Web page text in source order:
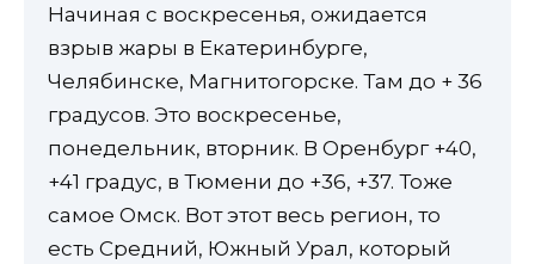
Начиная с воскресенья, ожидается
взрыв жары в Екатеринбурге,
Челябинске, Магнитогорске. Там до + 36
градусов. Это воскресенье,
понедельник, вторник. В Оренбург +40,
+41 градус, в Тюмени до +36, +37. Тоже
самое Омск. Вот этот весь регион, то
есть Средний, Южный Урал, который